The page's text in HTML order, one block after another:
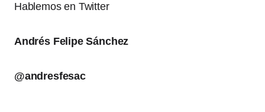
Hablemos en Twitter
Andrés Felipe Sánchez
@andresfesac